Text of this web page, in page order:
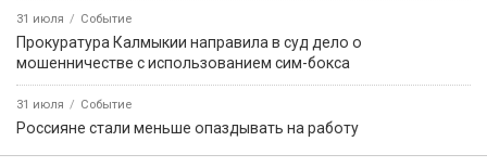
08:12 Событие
В Городовиковском районе задержали прохожего с
наркотиками
11:23 Событие
В Элисте продолжается приемка детских садов
13:32 Событие